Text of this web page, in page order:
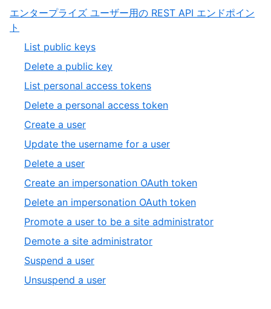
エンタープライズ ユーザー用の REST API エンドポイン
ト
List public keys
Delete a public key
List personal access tokens
Delete a personal access token
Create a user
Update the username for a user
Delete a user
Create an impersonation OAuth token
Delete an impersonation OAuth token
Promote a user to be a site administrator
Demote a site administrator
Suspend a user
Unsuspend a user